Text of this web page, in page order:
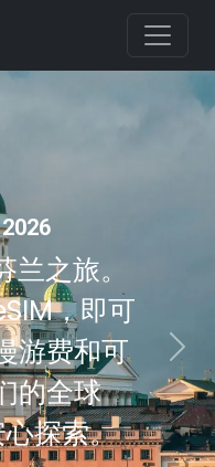
之旅。
，即可
游费和可
的全球
探索。
Next